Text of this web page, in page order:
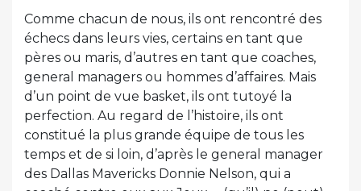
Comme chacun de nous, ils ont rencontré des
échecs dans leurs vies, certains en tant que
pères ou maris, d’autres en tant que coaches,
general managers ou hommes d’affaires. Mais
d’un point de vue basket, ils ont tutoyé la
perfection. Au regard de l’histoire, ils ont
constitué la plus grande équipe de tous les
temps et de si loin, d’après le general manager
des Dallas Mavericks Donnie Nelson, qui a